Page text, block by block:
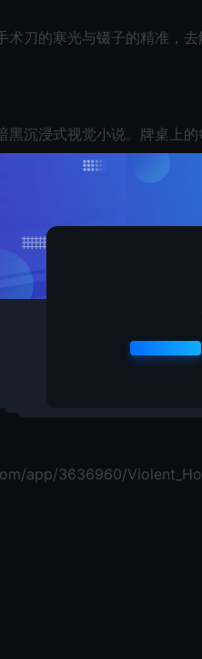
刀的寒光与镊子的精准，去
沉浸式视觉小说。牌桌上
，要么直面枪火。
Heathen, Alex Grim,
app/3636960/